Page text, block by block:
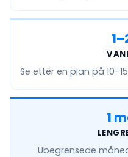
Se etter en plan på
1
Ubegrensede